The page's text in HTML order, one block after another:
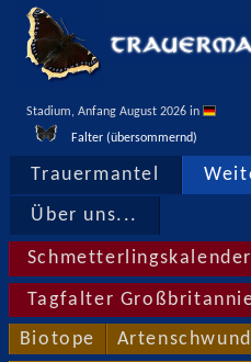
Stadium, Anfang August 2026 in
Falter (übersommernd)
Trauermantel
Über uns...
Schmetterlingskalender
Tagfalter
Biotope Artenschwund